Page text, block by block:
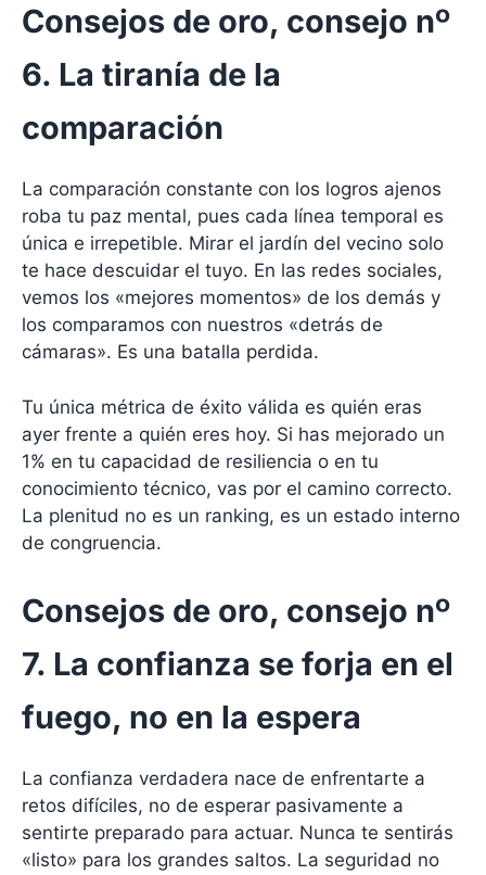
Consejos de oro, consejo nº
6. La tiranía de la
comparación
La comparación constante con los logros ajenos
roba tu paz mental, pues cada línea temporal es
única e irrepetible. Mirar el jardín del vecino solo
te hace descuidar el tuyo. En las redes sociales,
vemos los «mejores momentos» de los demás y
los comparamos con nuestros «detrás de
cámaras». Es una batalla perdida.
Tu única métrica de éxito válida es quién eras
ayer frente a quién eres hoy. Si has mejorado un
1% en tu capacidad de resiliencia o en tu
conocimiento técnico, vas por el camino correcto.
La plenitud no es un ranking, es un estado interno
de congruencia.
Consejos de oro, consejo nº
7. La confianza se forja en el
fuego, no en la espera
La confianza verdadera nace de enfrentarte a
retos difíciles, no de esperar pasivamente a
sentirte preparado para actuar. Nunca te sentirás
«listo» para los grandes saltos. La seguridad no